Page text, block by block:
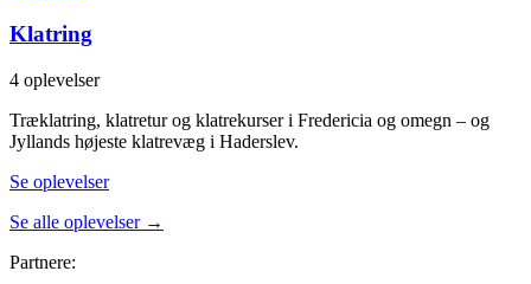
Klatring
4 oplevelser
Træklatring, klatretur og klatrekurser i Fredericia og omegn – og
Jyllands højeste klatrevæg i Haderslev.
Se oplevelser
Se alle oplevelser →
Partnere: